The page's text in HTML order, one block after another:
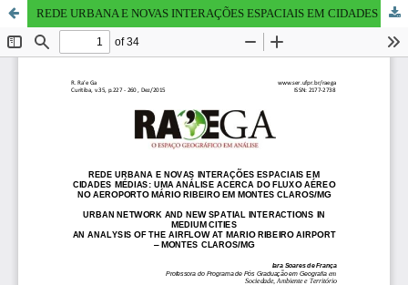
REDE URBANA E NOVAS INTERAÇÕES ESPACIAIS EM CIDADES MÉDIAS: UMA ANÁLISE ACERCA DO FLUXO AÉREO NO AEROPORTO MÁRIO RIBEIRO EM MONTES CLAROS/MG